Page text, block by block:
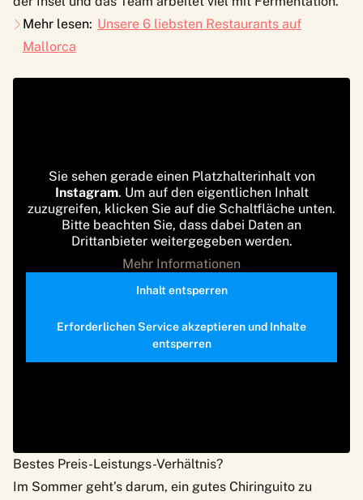
Mehr lesen: Unsere 6 liebsten Restaurants auf
Mallorca
Sie sehen gerade einen Platzhalterinhalt von
Instagram. Um auf den eigentlichen Inhalt
zuzugreifen, klicken Sie auf die Schaltfläche unten.
Bitte beachten Sie, dass dabei Daten an
Drittanbieter weitergegeben werden.
Mehr Informationen
Inhalt entsperren
Erforderlichen Service akzeptieren und Inhalte
entsperren
Bestes Preis-Leistungs-Verhältnis?
Im Sommer geht’s darum, ein gutes Chiringuito zu